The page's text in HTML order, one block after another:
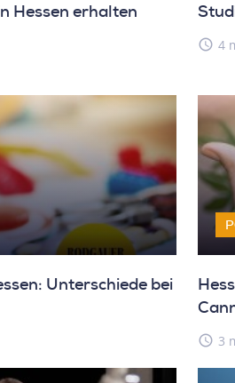
Hessen erhalten
access_time 4
Unterschiede bei
access_time 3